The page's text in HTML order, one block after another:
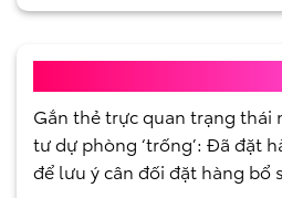
Gắn thẻ trực quan trạng thái
tư dự phòng ‘trống’: Đã đặt
để lưu ý cân đối đặt hàng bổ